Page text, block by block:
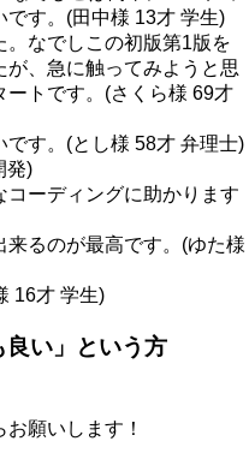
です。(田中様 13才 学生)
なでしこの初版第1版を
、急に触ってみようと思
ートです。(さくら様 69才
す。(とし様 58才 弁理士)
発)
ーディングに助かります
来るのが最高です。(ゆた様
16才 学生)
良い」という方
お願いします！